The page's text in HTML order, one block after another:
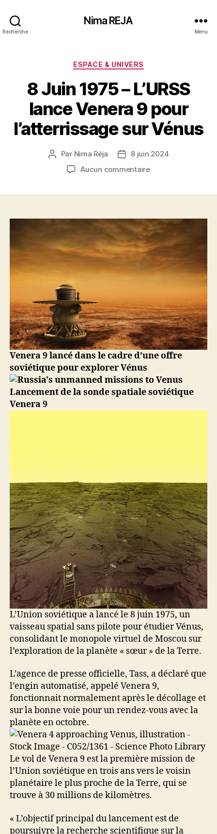
Recherche
Nima REJA
Menu
Catégories
ESPACE & UNIVERS
8 Juin 1975 – L’URSS
lance Venera 9 pour
l’atterrissage sur Vénus
Auteur
l’article
Par Nima Réja
Date8 juin 2024
Aucun commentairesur
L’URSS
lance
Venera
9
pour
l’atterrissage
Venera 9 lancé dans le cadre d’une offre
soviétique pour explorer Vénus
Lancement de la sonde spatiale soviétique
Venera 9
L’Union soviétique a lancé le 8 juin 1975, un
vaisseau spatial sans pilote pour étudier Vénus,
consolidant le monopole virtuel de Moscou sur
l’exploration de la planète « sœur » de la Terre.
L’agence de presse officielle, Tass, a déclaré que
l’engin automatisé, appelé Venera 9,
fonctionnait normalement après le décollage et
sur la bonne voie pour un rendez-vous avec la
planète en octobre.
Le vol de Venera 9 est la première mission de
l’Union soviétique en trois ans vers le voisin
planétaire le plus proche de la Terre, qui se
trouve à 30 millions de kilomètres.
« L’objectif principal du lancement est de
poursuivre la recherche scientifique sur la